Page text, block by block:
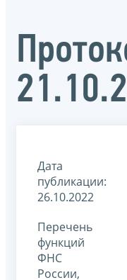
Дата
публикации:
26.10.2022
Перечень
функций
ФНС
России,